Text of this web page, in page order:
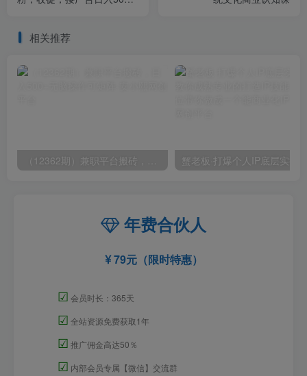
相关推荐
（12362期）兼职平台搬砖，日入500+无脑操作可矩阵
年费合伙人
79元（限时特惠）
☑ 会员时长：365天
☑ 全站资源免费获取1年
☑ 推广佣金高达50％
☑ 内部会员专属【微信】交流群